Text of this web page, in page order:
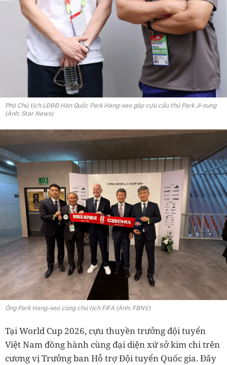
Phó Chủ tịch LĐBĐ Hàn Quốc Park Hang-seo gặp cựu cầu thủ Park Ji-sung
(Ảnh: Star News)
Ông Park Hang-seo cùng chủ tịch FIFA (Ảnh: FBNV)
Tại World Cup 2026, cựu thuyền trưởng đội tuyển
Việt Nam đồng hành cùng đại diện xứ sở kim chi trên
cương vị Trưởng ban Hỗ trợ Đội tuyển Quốc gia. Đây